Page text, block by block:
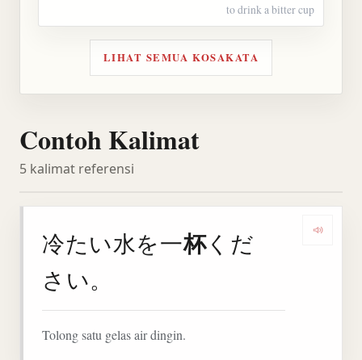
to drink a bitter cup
LIHAT SEMUA KOSAKATA
Contoh Kalimat
5 kalimat referensi
冷たい水を一杯くだ
さい。
Tolong satu gelas air dingin.